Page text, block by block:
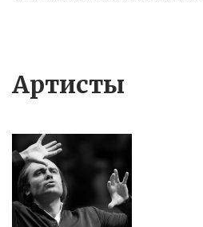
Артисты